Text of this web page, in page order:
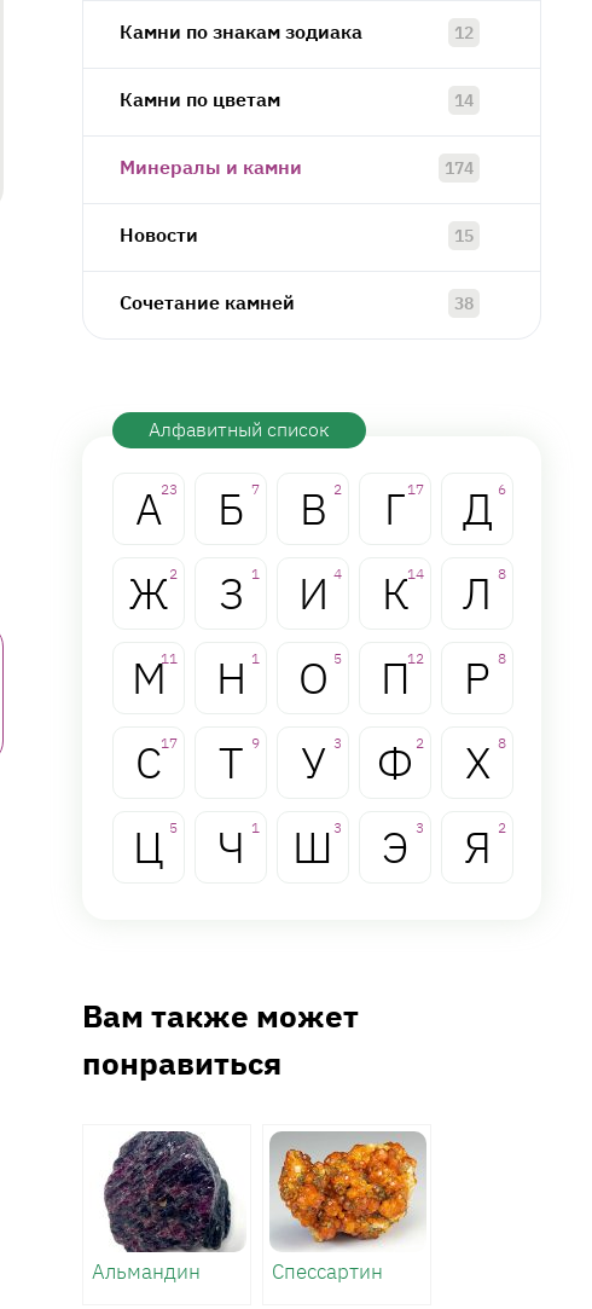
Камни по знакам зодиака 12
Камни по цветам 14
Минералы и камни 174
Новости 15
Сочетание камней 38
Алфавитный список
А23 Б 7 В 2 Г 17 Д 6
Ж2 З 1 И 4 К14 Л 8
М11 Н 1 О 5 П12 Р 8
С17 Т 9 У 3 Ф 2 Х 8
Ц 5 Ч 1 Ш 3 Э 3 Я 2
Вам также может
понравиться
Альмандин Спессартин